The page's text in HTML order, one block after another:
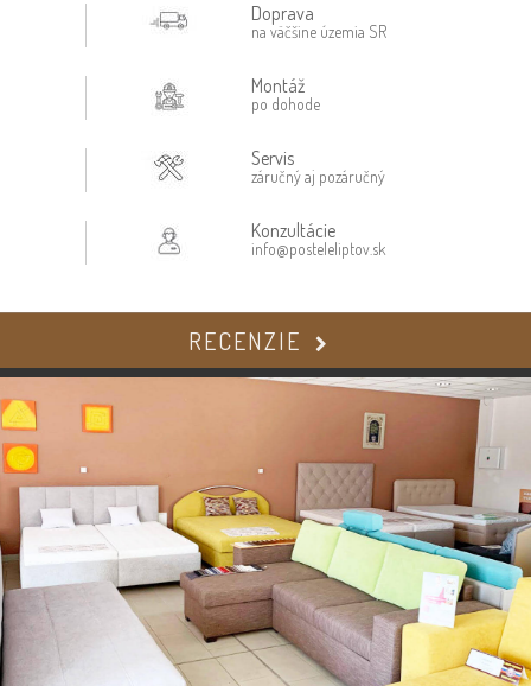
Doprava
na väčšine územia SR
Montáž
po dohode
Servis
záručný aj pozáručný
Konzultácie
info@posteleliptov.sk
RECENZIE